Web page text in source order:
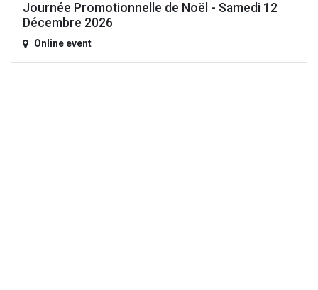
Journée Promotionnelle de Noël - Samedi 12
Décembre 2026
Online event